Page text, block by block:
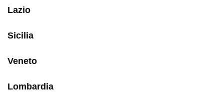
Lazio
Sicilia
Veneto
Lombardia